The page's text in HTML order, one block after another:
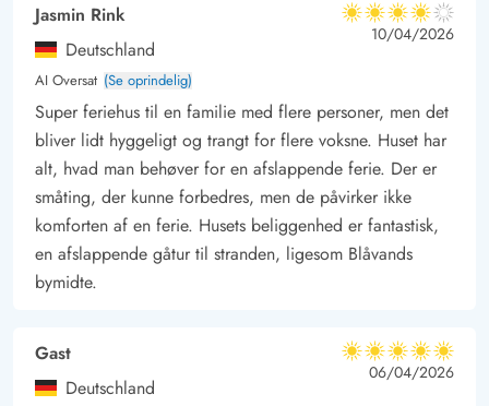
Jasmin Rink
Deutschland
AI Oversat (Se oprindelig)
4 ud af 5
4 ud af 5
4 out of 5
10/04/2026
Super feriehus til en familie med flere personer, men det
bliver lidt hyggeligt og trangt for flere voksne. Huset har
alt, hvad man behøver for en afslappende ferie. Der er
småting, der kunne forbedres, men de påvirker ikke
komforten af en ferie. Husets beliggenhed er fantastisk,
en afslappende gåtur til stranden, ligesom Blåvands
bymidte.
Gast
Deutschland
5 ud af 5
5 ud af 5
5 out of 5
06/04/2026